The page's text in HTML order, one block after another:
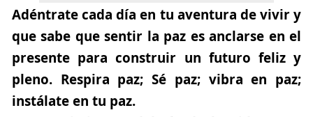
Adéntrate cada día en tu aventura de vivir y
que sabe que sentir la paz es anclarse en el
presente para construir un futuro feliz y
pleno. Respira paz; Sé paz; vibra en paz;
instálate en tu paz.